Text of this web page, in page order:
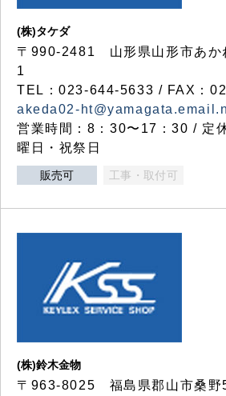
(株)タケダ
〒990-2481 山形県山形市あか
1
TEL：023-644-5633 / FAX：
akeda02-
営業時間：8：30〜17：30 / 定
曜日・祝祭日
販売可 工事・取付可
(株)鈴木金物
〒963-8025 福島県郡山市桑野